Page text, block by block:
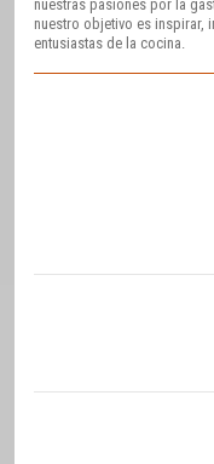
nuestras pasiones por la
nuestro objetivo es inspirar,
entusiastas de la cocina.